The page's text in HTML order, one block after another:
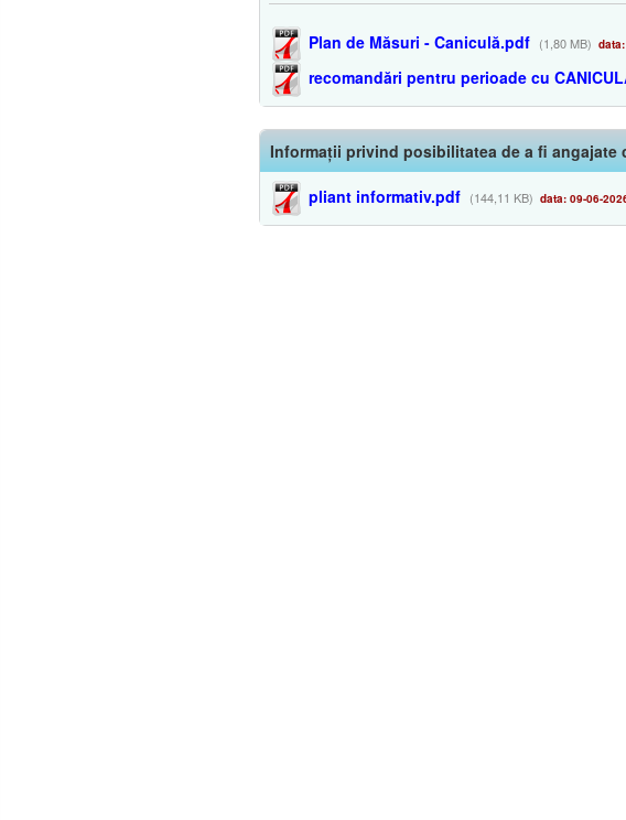
Plan de Măsuri - Caniculă.pdf (1,80 MB)
recomandări pentru perioade cu
Informații privind posibilitatea de a fi
pliant informativ.pdf (144,11 KB) data: 09-06-